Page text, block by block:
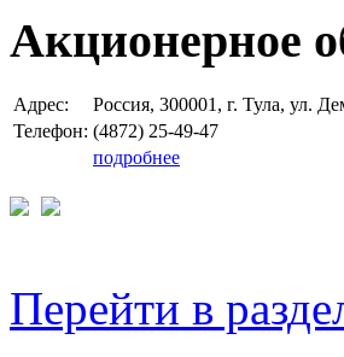
Акционерное
Адрес:
Россия, 300001, г. Тула, ул.
Телефон: (4872) 25-49-47
подробнее
Перейти в